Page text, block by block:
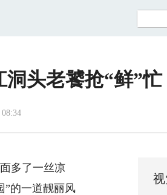
头老饕抢“鲜”忙
多了一丝凉
”的一道靓丽风